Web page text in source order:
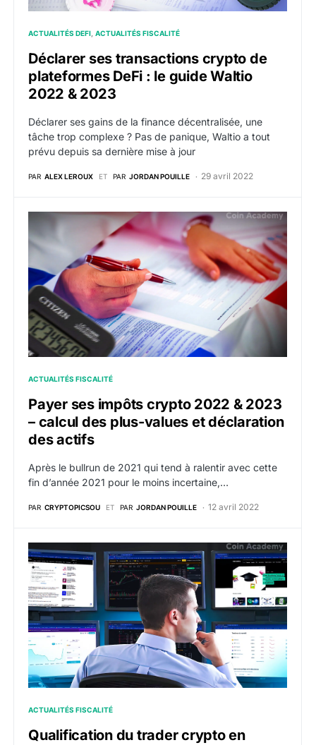
ACTUALITÉS DEFI ACTUALITÉS FISCALITÉ
Déclarer ses transactions crypto de
plateformes DeFi : le guide Waltio
2022 & 2023
Déclarer ses gains de la finance décentralisée, une
tâche trop complexe ? Pas de panique, Waltio a tout
prévu depuis sa dernière mise à jour
PAR ALEX LEROUX ET PAR JORDAN POUILLE 29 avril 2022
Payer ses impôts crypto 2022 & 2023 – calcul des
ACTUALITÉS FISCALITÉ
Payer ses impôts crypto 2022 & 2023
– calcul des plus-values et déclaration
des actifs
Après le bullrun de 2021 qui tend à ralentir avec cette
fin d’année 2021 pour le moins incertaine,…
PAR CRYPTOPICSOU ET PAR JORDAN POUILLE 12 avril 2022
Qualification du trader crypto en professionnel en
ACTUALITÉS FISCALITÉ
Qualification du trader crypto en